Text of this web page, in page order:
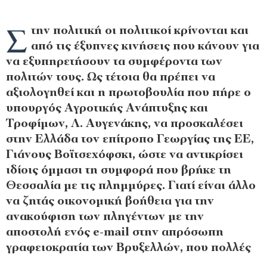
Σ την πολιτική οι πολιτικοί κρίνονται και
από τις έξυπνες κινήσεις που κάνουν για
να εξυπηρετήσουν τα συμφέροντα των
πολιτών τους. Ως τέτοια θα πρέπει να
αξιολογηθεί και η πρωτοβουλία που πήρε ο
υπουργός Αγροτικής Ανάπτυξης και
Τροφίμων, Λ. Αυγενάκης, να προσκαλέσει
στην Ελλάδα τον επίτροπο Γεωργίας της ΕΕ,
Γιάνους Βοϊτσεχόφσκι, ώστε να αντικρίσει
ιδίοις όμμασι τη συμφορά που βρήκε τη
Θεσσαλία με τις πλημμύρες. Γιατί είναι άλλο
να ζητάς οικονομική βοήθεια για την
ανακούφιση των πληγέντων με την
αποστολή ενός e-mail στην απρόσωπη
γραφειοκρατία των Βρυξελλών, που πολλές